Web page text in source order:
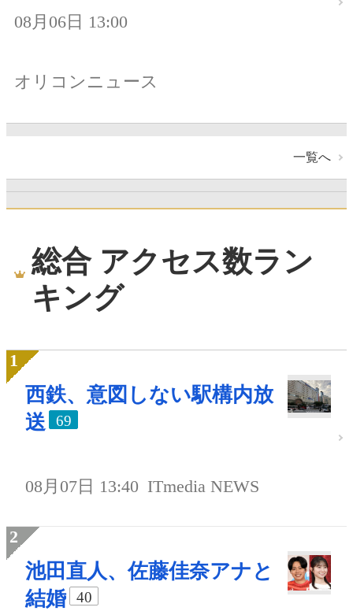
08月06日 13:00
オリコンニュース
一覧へ
総合 アクセス数ラン
キング
西鉄、意図しない駅構内放
送
69
08月07日 13:40 ITmedia NEWS
池田直人、佐藤佳奈アナと
結婚
40